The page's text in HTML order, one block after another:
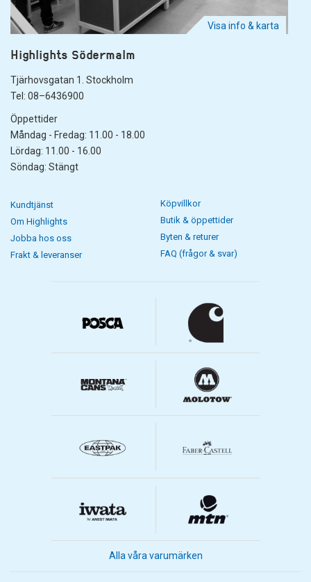
Visa info & karta
Highlights Södermalm
Tjärhovsgatan 1. Stockholm
Tel: 08–6436900
Öppettider
Måndag - Fredag: 11.00 - 18.00
Lördag: 11.00 - 16.00
Söndag: Stängt
Kundtjänst
Om Highlights
Jobba hos oss
Frakt & leveranser
Köpvillkor
Butik & öppettider
Byten & returer
FAQ (frågor & svar)
Alla våra varumärken